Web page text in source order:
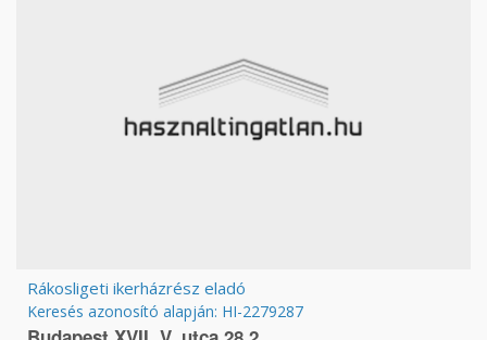
Rákosligeti ikerházrész eladó
Keresés azonosító alapján: HI-2279287